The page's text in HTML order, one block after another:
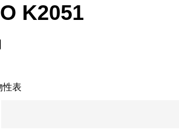
K2051
性表